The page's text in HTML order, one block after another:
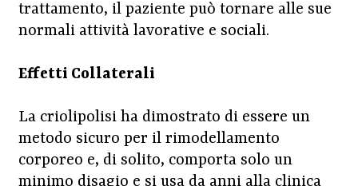
trattamento, il paziente può tornare alle sue
normali attività lavorative e sociali.
Effetti Collaterali
La criolipolisi ha dimostrato di essere un
metodo sicuro per il rimodellamento
corporeo e, di solito, comporta solo un
minimo disagio e si usa da anni alla clinica